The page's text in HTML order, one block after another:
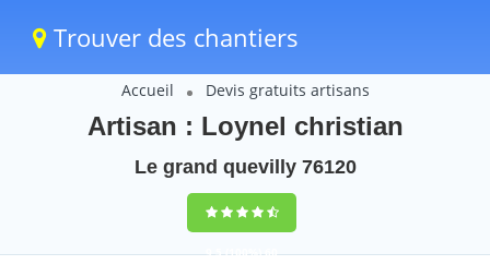
Trouver des chantiers
Accueil Devis gratuits artisans
Artisan : Loynel christian
Le grand quevilly 76120
9,5(100%)60